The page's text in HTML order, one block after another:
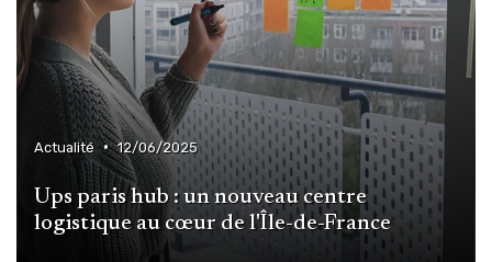
Actualité • 12/06/2025
Ups paris hub : un nouveau centre
logistique au cœur de l'Île-de-France